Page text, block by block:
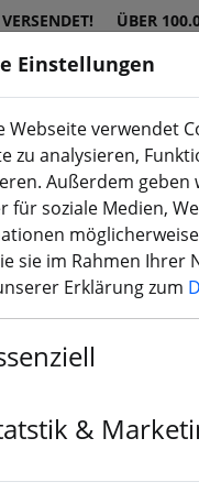
ÜBER
Equipmen
t
DJI
Shop
Einstellungen
Webseite verwendet
zu analysieren,
Außerdem
für soziale Medien,
sie im Rahmen Ihrer
Erklärung zum
&